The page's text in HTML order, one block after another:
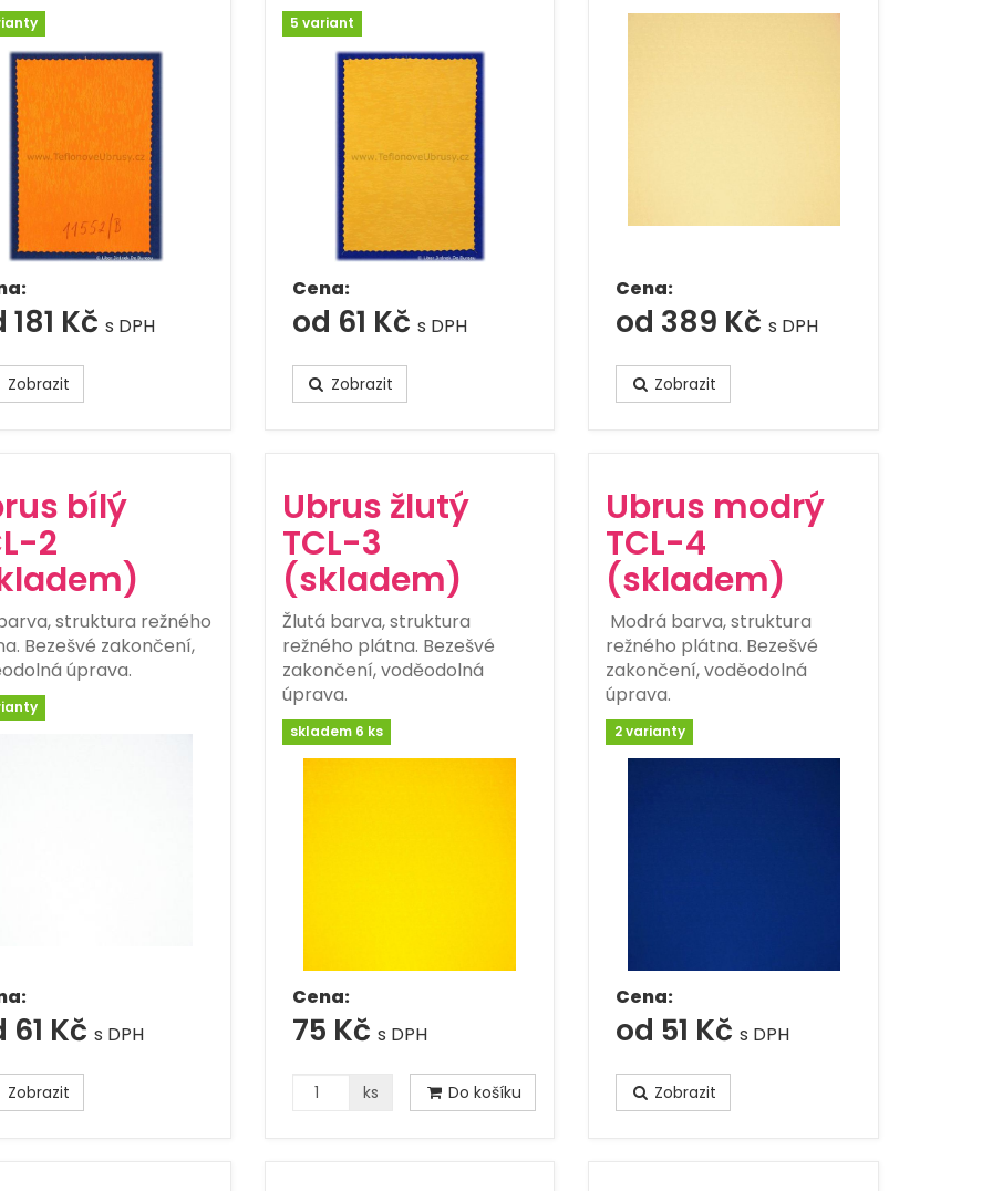
181 Kč s DPH
Zobrazit
5 variant
Cena:
od 61 Kč s DPH
Zobrazit
Cena:
od 389 Kčs DPH
Zobrazit
bílý
2
struktura režného
Bezešvé zakončení,
úprava.
61 Kč s DPH
Zobrazit
Ubrus žlutý
TCL-3
(skladem)
Žlutá barva, struktura
režného plátna. Bezešvé
zakončení, voděodolná
úprava.
skladem 6 ks
Cena:
75 Kč s DPH
ks Do košíku
Ubrus modrý
TCL-4
(skladem)
Modrá barva, struktura
režného plátna. Bezešvé
zakončení, voděodolná
úprava.
2 varianty
Cena:
od 51 Kčs DPH
Zobrazit